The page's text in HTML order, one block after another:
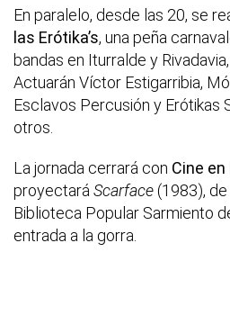
En paralelo, desde las 20, se
las Erótika’s, una peña
bandas en Iturralde y
Actuarán Víctor Estigarribia,
Esclavos Percusión y Erótikas
otros.
La jornada cerrará con Cine en
proyectaráScarface (1983),
Biblioteca Popular Sarmiento
entrada a la gorra.